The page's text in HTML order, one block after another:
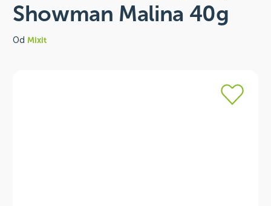
Showman Malina 40g
Od Mixit